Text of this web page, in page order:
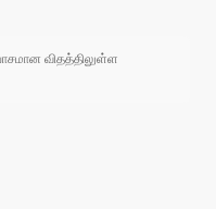
விதத்திலுள்ள